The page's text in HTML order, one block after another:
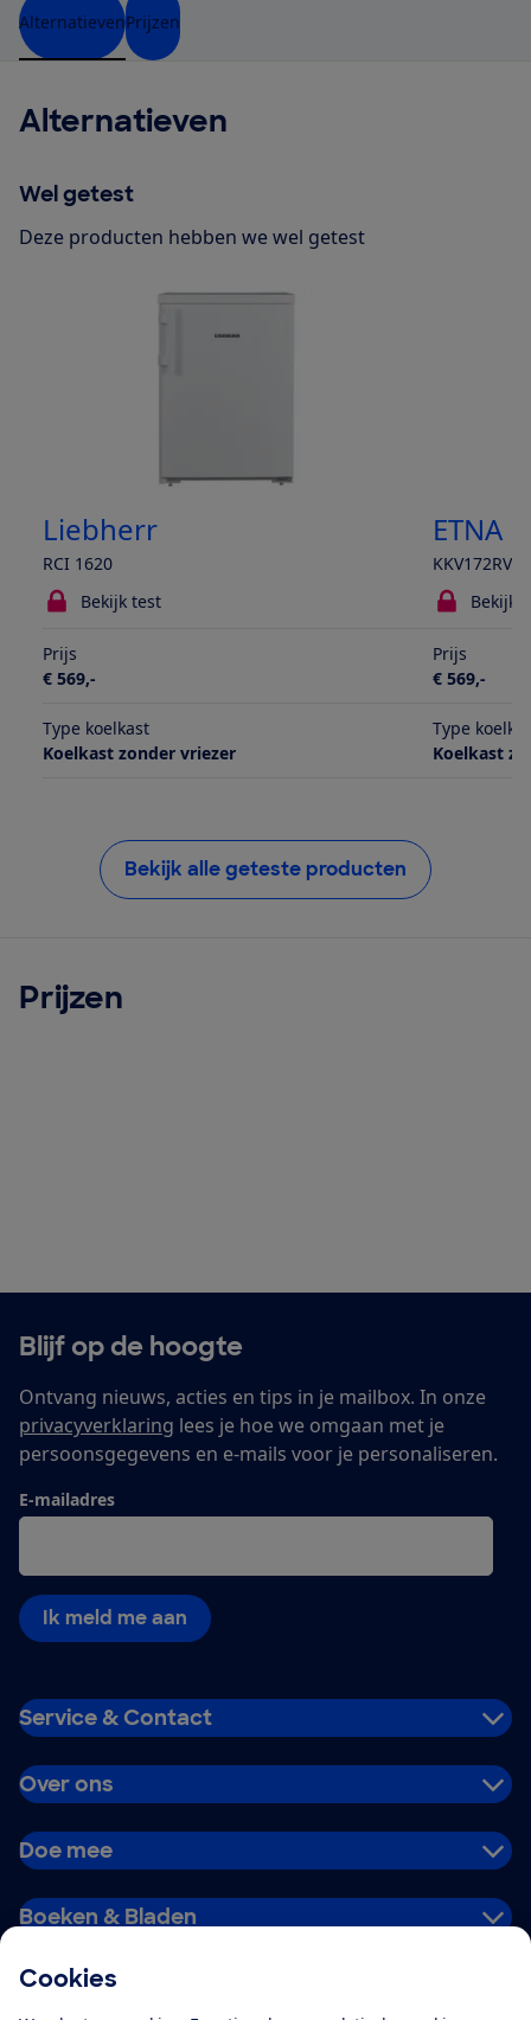
Cookies
AlternatievenPrijzen
Alternatieven
Wel getest
Deze producten hebben we wel getest
Liebherr
RCI 1620
ETNA
KKV172RVS
Bekijk test
Bekijk
Prijs
€ 569,-
Prijs
€ 569,-
Type koelkast
Koelkast zonder vriezer
Type
Koelkast
Bekijk alle geteste producten
Prijzen
Blijf op de hoogte
Ontvang nieuws, acties en tips in je mailbox. In onze
privacyverklaring lees je hoe we omgaan met je
persoonsgegevens en e-mails voor je personaliseren.
E-mailadres
Ik meld me aan
Service & Contact
Over ons
Doe mee
Boeken & Bladen